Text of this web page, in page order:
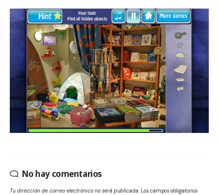
No hay comentarios
Tu dirección de correo electrónico no será publicada. Los campos obligatorios